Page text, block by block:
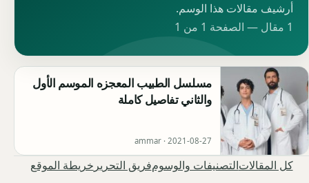
أرشيف مقالات هذا الوسم.
1 مقال — الصفحة 1 من 1
مسلسل الطبيب المعجزه الموسم الأول
والثاني تفاصيل كاملة
ammar · 2021-08-27
كل المقالاتالتصنيفات والوسومفريق التحرير خريطة الموقع